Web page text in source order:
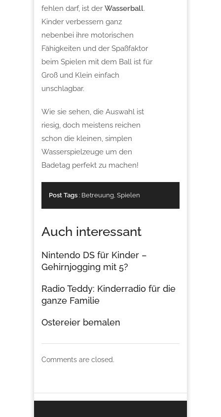
fehlen darf, ist der Wasserball.
Kinder verbessern ganz
nebenbei ihre motorischen
Fähigkeiten und der Spaßfaktor
beim Spielen mit dem Ball ist für
Groß und Klein einfach
unschlagbar.
Wie sie sehen, die Auswahl ist
riesig, doch meistens reichen
schon die kleinen, simplen
Wasserspielzeuge um den
Badetag perfekt zu machen!
Post Tags : Betreuung Spielen
Auch interessant
Nintendo DS für Kinder –
Gehirnjogging mit 5?
Radio Teddy: Kinderradio für die
ganze Familie
Ostereier bemalen
Comments are closed.